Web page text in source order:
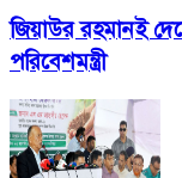
জিয়াউর রহমানই
পরিবেশমন্ত্রী